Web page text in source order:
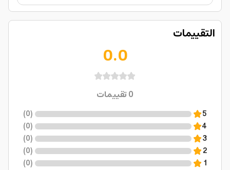
التقييمات
0.0
0تقييمات
5
(
0
)
4
(
0
)
3
(
0
)
2
(
0
)
1
(
0
)